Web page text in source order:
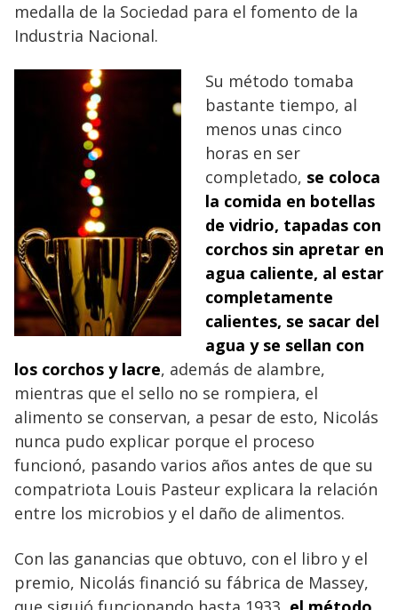
medalla de la Sociedad para el fomento de la
Industria Nacional.
Su método tomaba
bastante tiempo, al
menos unas cinco
horas en ser
completado, se coloca
la comida en botellas
de vidrio, tapadas con
corchos sin apretar en
agua caliente, al estar
completamente
calientes, se sacar del
agua y se sellan con
los corchos y lacre, además de alambre,
mientras que el sello no se rompiera, el
alimento se conservan, a pesar de esto, Nicolás
nunca pudo explicar porque el proceso
funcionó, pasando varios años antes de que su
compatriota Louis Pasteur explicara la relación
entre los microbios y el daño de alimentos.
Con las ganancias que obtuvo, con el libro y el
premio, Nicolás financió su fábrica de Massey,